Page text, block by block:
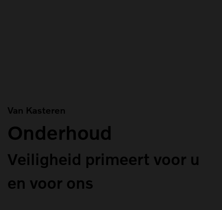
Van Kasteren
Onderhoud
Veiligheid primeert voor u
en voor ons